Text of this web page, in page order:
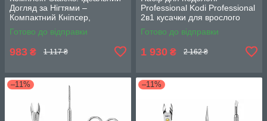
Догляд за Нігтями –
Компактний Кніпсер,
Професійна Лазерна Пилка
та Ножиці для Нігтів SMART
Готово до відправки
983 ₴ 1 117 ₴
Professional Kodi Professional
2в1 кусачки для врослого
нігтя NN01 та ножиці SN01
Готово до відправки
1 930 ₴ 2 162 ₴
–11% –11%